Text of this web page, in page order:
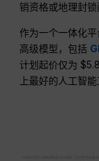
销资格或地理封锁
作为一个一体化
高级模型，包括
计划起价仅为
上最好的人工智